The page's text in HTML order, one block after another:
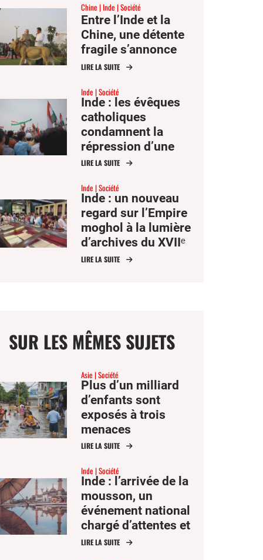
et Anne
Chine Inde Société
Entre l’Inde et la
Chine, une détente
fragile s’annonce
LIRE LA SUITE
Inde Société
Inde : les évêques
catholiques
condamnent la
répression d’une
manifestation
LIRE LA SUITE
Inde Société
Inde : un nouveau
regard sur l’Empire
moghol à la lumière
d’archives du XVIIᵉ
siècle
LIRE LA SUITE
SUR LES MÊMES SUJETS
Asie Société
Plus d’un milliard
d’enfants sont
exposés à trois
menaces
climatiques ou
LIRE LA SUITE
Inde Société
Inde : l’arrivée de la
mousson, un
événement national
chargé d’attentes et
d’inquiétudes
LIRE LA SUITE